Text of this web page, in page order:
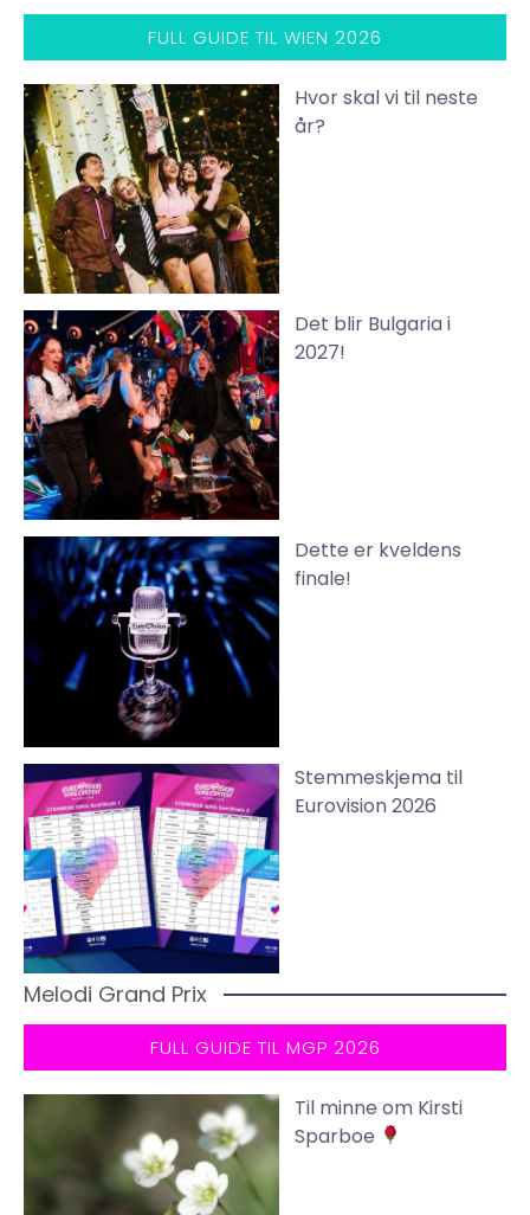
FULL GUIDE TIL WIEN 2026
Hvor skal vi til neste
år?
Det blir Bulgaria i
2027!
Dette er kveldens
finale!
Stemmeskjema til
Eurovision 2026
Melodi Grand Prix
FULL GUIDE TIL MGP 2026
Til minne om Kirsti
Sparboe